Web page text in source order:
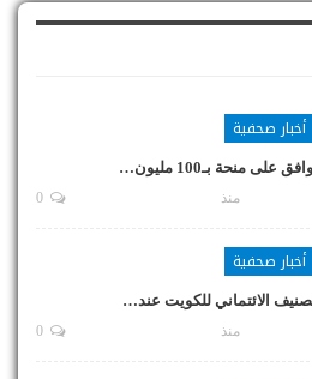
أخبار صحفية
منحة بـ100 مليون…
منذ
أخبار صحفية
الائتماني للكويت عند…
منذ